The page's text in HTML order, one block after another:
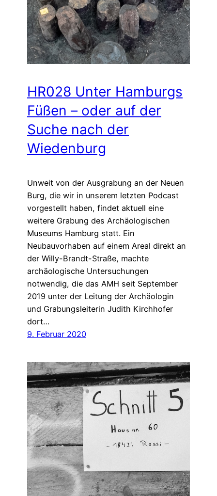
HR028 Unter Hamburgs
Füßen – oder auf der
Suche nach der
Wiedenburg
Unweit von der Ausgrabung an der Neuen
Burg, die wir in unserem letzten Podcast
vorgestellt haben, findet aktuell eine
weitere Grabung des Archäologischen
Museums Hamburg statt. Ein
Neubauvorhaben auf einem Areal direkt an
der Willy-Brandt-Straße, machte
archäologische Untersuchungen
notwendig, die das AMH seit September
2019 unter der Leitung der Archäologin
und Grabungsleiterin Judith Kirchhofer
dort…
9. Februar 2020